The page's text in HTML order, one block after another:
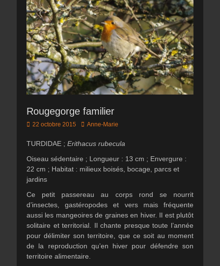
Rougegorge familier
Posted
22 octobre 2015 Author
Anne-Marie
TURDIDAE ; Erithacus rubecula
Oiseau sédentaire ; Longueur : 13 cm ; Envergure :
22 cm ; Habitat : milieux boisés, bocage, parcs et
jardins
Ce petit passereau au corps rond se nourrit
d’insectes, gastéropodes et vers mais fréquente
aussi les mangeoires de graines en hiver. Il est plutôt
solitaire et territorial. Il chante presque toute l’année
pour délimiter son territoire, que ce soit au moment
de la reproduction qu’en hiver pour défendre son
territoire alimentaire.